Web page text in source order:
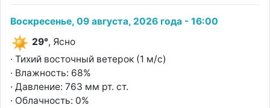
Воскресенье, 09 августа, 2026 года - 16:00
29°, Ясно
· Тихий восточный ветерок (1 м/с)
· Влажность: 68%
· Давление: 763 мм рт. ст.
· Облачность: 0%